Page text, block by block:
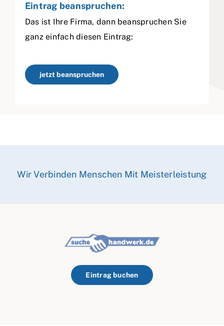
Eintrag beanspruchen:
Das ist Ihre Firma, dann beanspruchen Sie
ganz einfach diesen Eintrag:
jetzt beanspruchen
Wir Verbinden Menschen Mit Meisterleistung
Eintrag buchen